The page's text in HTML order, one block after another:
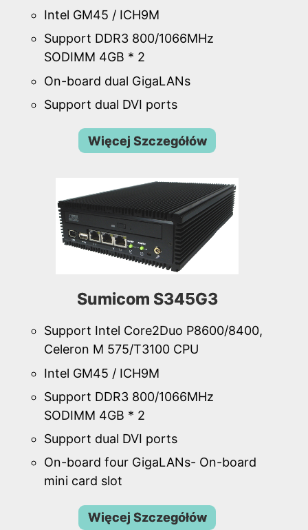
Intel GM45 / ICH9M
Support DDR3 800/1066MHz
SODIMM 4GB * 2
On-board dual GigaLANs
Support dual DVI ports
Więcej Szczegółów
Sumicom S345G3
Support Intel Core2Duo P8600/8400,
Celeron M 575/T3100 CPU
Intel GM45 / ICH9M
Support DDR3 800/1066MHz
SODIMM 4GB * 2
Support dual DVI ports
On-board four GigaLANs- On-board
mini card slot
Więcej Szczegółów